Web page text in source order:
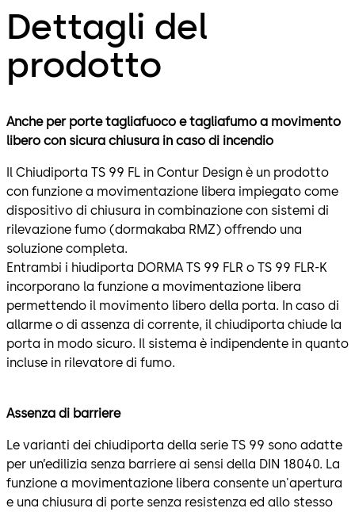
Dettagli del
prodotto
Anche per porte tagliafuoco e tagliafumo a movimento
libero con sicura chiusura in caso di incendio
Il Chiudiporta TS 99 FL in Contur Design è un prodotto
con funzione a movimentazione libera impiegato come
dispositivo di chiusura in combinazione con sistemi di
rilevazione fumo (dormakaba RMZ) offrendo una
soluzione completa.
Entrambi i hiudiporta DORMA TS 99 FLR o TS 99 FLR-K
incorporano la funzione a movimentazione libera
permettendo il movimento libero della porta. In caso di
allarme o di assenza di corrente, il chiudiporta chiude la
porta in modo sicuro. Il sistema è indipendente in quanto
incluse in rilevatore di fumo.
Assenza di barriere
Le varianti dei chiudiporta della serie TS 99 sono adatte
per un’edilizia senza barriere ai sensi della DIN 18040. La
funzione a movimentazione libera consente un'apertura
e una chiusura di porte senza resistenza ed allo stesso